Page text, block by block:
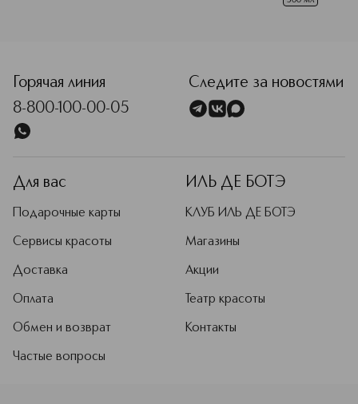
Горячая линия
8-800-100-00-05
Следите за новостями
Для вас
Подарочные карты
Сервисы красоты
Доставка
Оплата
Обмен и возврат
Частые вопросы
ИЛЬ ДЕ БОТЭ
КЛУБ ИЛЬ ДЕ БОТЭ
Магазины
Акции
Театр красоты
Контакты